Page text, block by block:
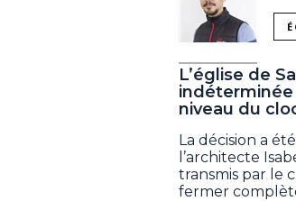
L’église de
indéterminée
niveau du
La décision a
l’architecte
transmis par le
fermer